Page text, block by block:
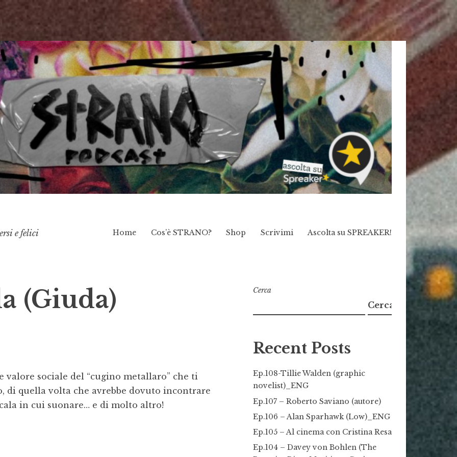
e felici Home Cos’è STRANO? Shop Scrivimi Ascolta su SPREAKER!
(Giuda)
valore sociale del “cugino metallaro” che ti
di quella volta che avrebbe dovuto incontrare
in cui suonare… e di molto altro!
Cerca
Cerca
Recent Posts
Ep.108-Tillie Walden (graphic
novelist)_ENG
Ep.107 – Roberto Saviano (autore)
Ep.106 – Alan Sparhawk (Low)_ENG
Ep.105 – Al cinema con Cristina Resa
Ep.104 – Davey von Bohlen (The